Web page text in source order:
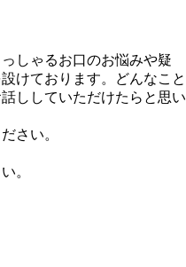
しゃるお口のお悩みや疑
けております。どんなこと
ししていただけたらと思い
ださい。
。